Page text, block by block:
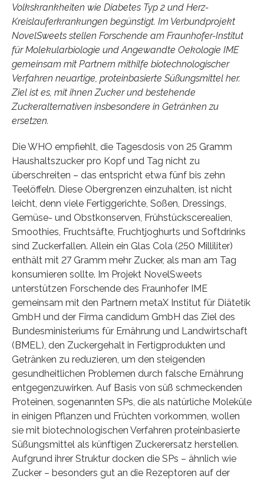
Volkskrankheiten wie Diabetes Typ 2 und Herz-
Kreislauferkrankungen begünstigt. Im Verbundprojekt
NovelSweets stellen Forschende am Fraunhofer-Institut
für Molekularbiologie und Angewandte Oekologie IME
gemeinsam mit Partnern mithilfe biotechnologischer
Verfahren neuartige, proteinbasierte Süßungsmittel her.
Ziel ist es, mit ihnen Zucker und bestehende
Zuckeralternativen insbesondere in Getränken zu
ersetzen.
Die WHO empfiehlt, die Tagesdosis von 25 Gramm
Haushaltszucker pro Kopf und Tag nicht zu
überschreiten – das entspricht etwa fünf bis zehn
Teelöffeln. Diese Obergrenzen einzuhalten, ist nicht
leicht, denn viele Fertiggerichte, Soßen, Dressings,
Gemüse- und Obstkonserven, Frühstückscerealien,
Smoothies, Fruchtsäfte, Fruchtjoghurts und Softdrinks
sind Zuckerfallen. Allein ein Glas Cola (250 Milliliter)
enthält mit 27 Gramm mehr Zucker, als man am Tag
konsumieren sollte. Im Projekt NovelSweets
unterstützen Forschende des Fraunhofer IME
gemeinsam mit den Partnern metaX Institut für Diätetik
GmbH und der Firma candidum GmbH das Ziel des
Bundesministeriums für Ernährung und Landwirtschaft
(BMEL), den Zuckergehalt in Fertigprodukten und
Getränken zu reduzieren, um den steigenden
gesundheitlichen Problemen durch falsche Ernährung
entgegenzuwirken. Auf Basis von süß schmeckenden
Proteinen, sogenannten SPs, die als natürliche Moleküle
in einigen Pflanzen und Früchten vorkommen, wollen
sie mit biotechnologischen Verfahren proteinbasierte
Süßungsmittel als künftigen Zuckerersatz herstellen.
Aufgrund ihrer Struktur docken die SPs – ähnlich wie
Zucker – besonders gut an die Rezeptoren auf der